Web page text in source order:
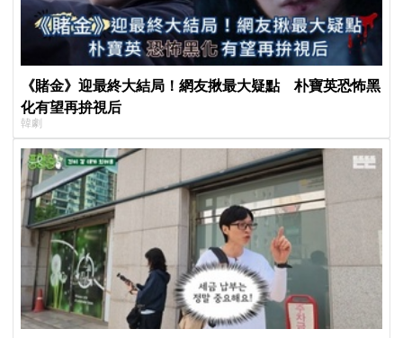
《賭金》迎最終大結局！網友揪最大疑點 朴寶英恐怖黑
化有望再拚視后
韓劇